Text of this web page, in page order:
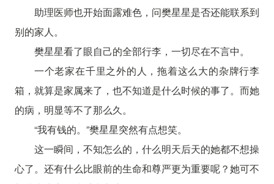
助理医师也开始面露难色，问樊星星是否还能联系到
别的家人。
樊星星看了眼自己的全部行李，一切尽在不言中。
一个老家在千里之外的人，拖着这么大的杂牌行李
箱，就算是家属来了，也不知道是什么时候的事了。而她
的病，明显等不了那么久。
“我有钱的。”樊星星突然有点想笑。
这一瞬间，不知怎么的，什么明天后天的她都不想操
心了。还有什么比眼前的生命和尊严更为重要呢？她可不